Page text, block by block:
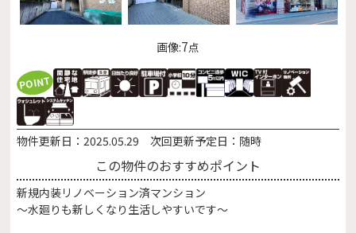
この物件のおすすめポイント
新規内装リノベーション済マンション
～水廻りも新しくなり生活しやすいです～
画像:7点
POINT
物件更新日：2025.05.29 次回更新予定日： 随時